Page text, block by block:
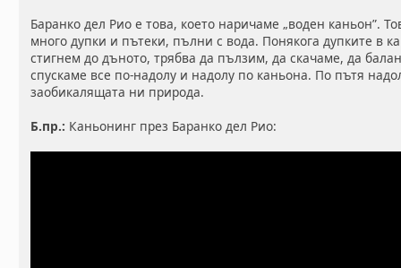
Баранко дел Рио е това, което наричаме „воден каньон”.
много дупки и пътеки, пълни с вода. Понякога дупките в
стигнем до дъното, трябва да пълзим, да скачаме, да
спускаме все по-надолу и надолу по каньона. По пътя
заобикалящата ни природа.
Б.пр.: Каньонинг през Баранко дел Рио: